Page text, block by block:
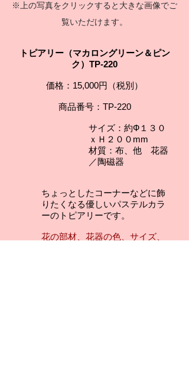
※上の写真をクリックすると大きな画像でご
覧いただけます。
トピアリー（マカロングリーン＆ピン
ク）TP-220
価格：15,000円（税別）
商品番号：TP-220
サイズ：約Ф１３０
ｘＨ２００mm
材質：布、他 花器
／陶磁器
ちょっとしたコーナーなどに飾
りたくなる優しいパステルカラ
ーのトピアリーです。
花の部材、花器の色、サイズ、